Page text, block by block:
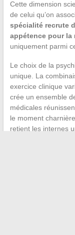
Cette dimension
de celui qu’on
spécialité recrute
appétence pour la
uniquement parmi
Le choix de la
unique. La
exercice clinique
crée un ensemble
médicales
le moment
retient les internes